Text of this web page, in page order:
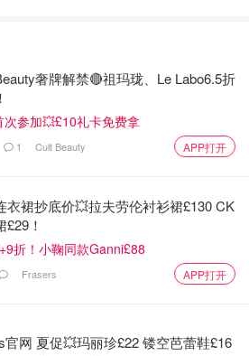
奢牌解禁🔴祖玛珑、Le Labo6.5折
次参加💥£10礼卡免费拿
1 Cult Beauty APP打开
衣裙抄底价💥拉夫劳伦衬衫裙£130 CK
£29！
折！小鞠同款Ganni£88
Frasers APP打开
官网 夏促💥玛丽珍£22 镂空芭蕾鞋£16